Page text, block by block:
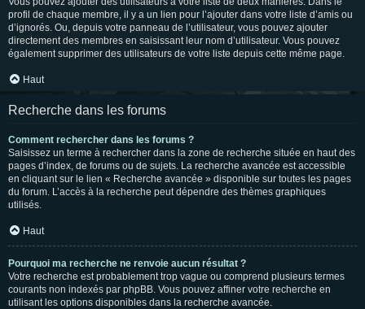
profil de chaque membre, il y a un lien pour l’ajouter dans votre liste d’amis ou
d’ignorés. Ou, depuis votre panneau de l’utilisateur, vous pouvez ajouter
directement des membres en saisissant leur nom d’utilisateur. Vous pouvez
également supprimer des utilisateurs de votre liste depuis cette même page.
Haut
Recherche dans les forums
Comment rechercher dans les forums ?
Saisissez un terme à rechercher dans la zone de recherche située en haut des
pages d’index, de forums ou de sujets. La recherche avancée est accessible
en cliquant sur le lien « Recherche avancée » disponible sur toutes les pages
du forum. L’accès à la recherche peut dépendre des thèmes graphiques
utilisés.
Haut
Pourquoi ma recherche ne renvoie aucun résultat ?
Votre recherche est probablement trop vague ou comprend plusieurs termes
courants non indexés par phpBB. Vous pouvez affiner votre recherche en
utilisant les options disponibles dans la recherche avancée.